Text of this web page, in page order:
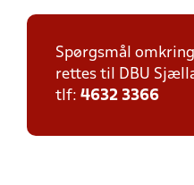
Spørgsmål
rettes til DBU
tlf: 4632 3366